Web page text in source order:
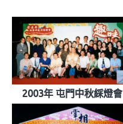
2003年 屯門中秋綵燈會